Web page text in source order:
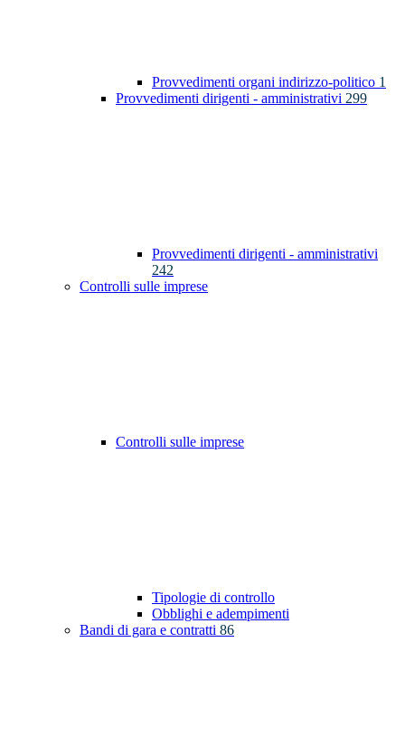
Provvedimenti organi indirizzo-politico 1
Provvedimenti dirigenti - amministrativi 299
Provvedimenti dirigenti - amministrativi
242
Controlli sulle imprese
Controlli sulle imprese
Tipologie di controllo
Obblighi e adempimenti
Bandi di gara e contratti 86